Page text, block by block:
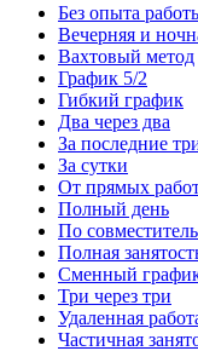
Без опыта
Вечерняя и
Вахтовый метод
График 5/2
Гибкий график
Два через два
За последние
За сутки
От прямых
Полный день
По
Полная
Сменный
Три через три
Удаленная
Частичная